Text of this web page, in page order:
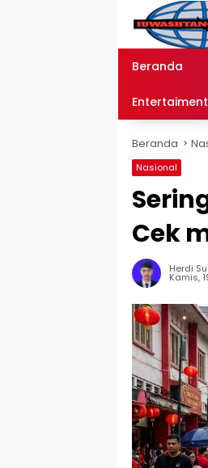
Beranda
Entertaiment
Beranda
Nasional
Cek
Herdi
Kamis,